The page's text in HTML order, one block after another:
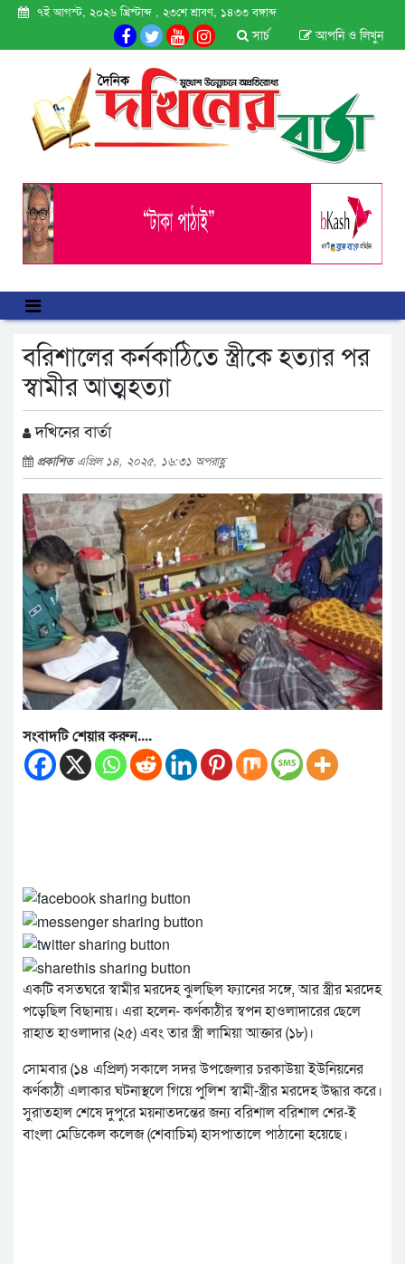
৭ই আগস্ট, ২০২৬ খ্রিস্টাব্দ , ২৩শে শ্রাবণ, ১৪৩৩ বঙ্গাব্দ
আপনি ও লিখুন
সার্চ
বরিশালের কর্নকাঠিতে স্ত্রীকে হত্যার পর
স্বামীর আত্মহত্যা
দখিনের বার্তা
প্রকাশিতএপ্রিল ১৪, ২০২৫, ১৬:৩১ অপরাহ্ণ
সংবাদটি শেয়ার করুন....
একটি বসতঘরে স্বামীর মরদেহ ঝুলছিল ফ্যানের সঙ্গে, আর স্ত্রীর মরদেহ
পড়েছিল বিছানায়। এরা হলেন- কর্ণকাঠীর স্বপন হাওলাদারের ছেলে
রাহাত হাওলাদার (২৫) এবং তার স্ত্রী লামিয়া আক্তার (১৮)।
সোমবার (১৪ এপ্রিল) সকালে সদর উপজেলার চরকাউয়া ইউনিয়নের
কর্ণকাঠী এলাকার ঘটনাস্থলে গিয়ে পুলিশ স্বামী-স্ত্রীর মরদেহ উদ্ধার করে।
সুরাতহাল শেষে দুপুরে ময়নাতদন্তের জন্য বরিশাল বরিশাল শের-ই
বাংলা মেডিকেল কলেজ (শেবাচিম) হাসপাতালে পাঠানো হয়েছে।